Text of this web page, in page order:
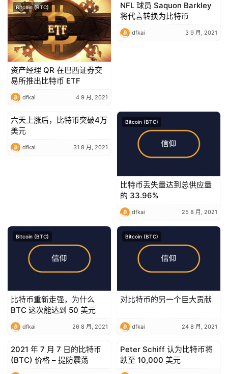
Bitcoin (BTC)
资产经理 QR 在巴西证券交
易所推出比特币 ETF
dfkai 4 9 月, 2021
Bitcoin (BTC)
NFL 球员 Saquon Barkley
将代言转换为比特币
dfkai 3 9 月, 2021
Bitcoin (BTC)
六天上涨后，比特币突破4万
美元
dfkai 31 8 月, 2021
Bitcoin (BTC)
比特币丢失量达到总供应量
的 33.96%
dfkai 25 8 月, 2021
Bitcoin (BTC)
比特币重新走强，为什么
BTC 这次能达到 50 美元
dfkai 26 8 月, 2021
Bitcoin (BTC)
对比特币的另一个巨大贡献
dfkai 24 8 月, 2021
Bitcoin (BTC)
2021 年 7 月 7 日的比特币
(BTC) 价格 – 提防震荡
Bitcoin (BTC)
Peter Schiff 认为比特币将
跌至 10,000 美元